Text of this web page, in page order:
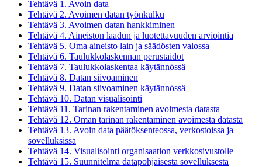
Tehtävä 1. Avoin data
Tehtävä 2. Avoimen datan työnkulku
Tehtävä 3. Avoimen datan hankkiminen
Tehtävä 4. Aineiston laadun ja luotettavuuden arviointia
Tehtävä 5. Oma aineisto lain ja säädösten valossa
Tehtävä 6. Taulukkolaskennan perustaidot
Tehtävä 7. Taulukkolaskentaa käytännössä
Tehtävä 8. Datan siivoaminen
Tehtävä 9. Datan siivoaminen käytännössä
Tehtävä 10. Datan visualisointi
Tehtävä 11. Tarinan rakentaminen avoimesta datasta
Tehtävä 12. Oman tarinan rakentaminen avoimesta datasta
Tehtävä 13. Avoin data päätöksenteossa, verkostoissa ja
sovelluksissa
Tehtävä 14. Visualisointi organisaation verkkosivustolle
Tehtävä 15. Suunnitelma datapohjaisesta sovelluksesta